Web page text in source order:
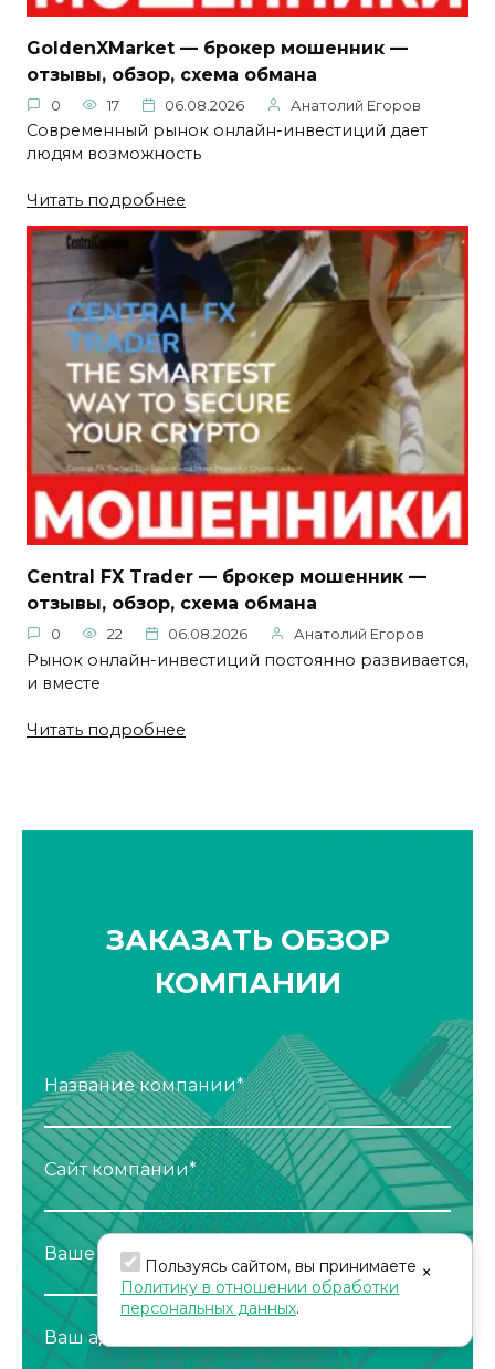
GoldenXMarket — брокер мошенник —
отзывы, обзор, схема обмана
0 17 06.08.2026 Анатолий Егоров
Современный рынок онлайн-инвестиций дает
людям возможность
Читать подробнее
Central FX Trader — брокер мошенник —
отзывы, обзор, схема обмана
0 22 06.08.2026 Анатолий Егоров
Рынок онлайн-инвестиций постоянно развивается,
и вместе
Читать подробнее
ЗАКАЗАТЬ ОБЗОР
КОМПАНИИ
Название компании*
Сайт компании*
Ваше имя*
Ваш адрес электронной почты*
×
Пользуясь сайтом, вы принимаете
Политику в отношении обработки
персональных данных.